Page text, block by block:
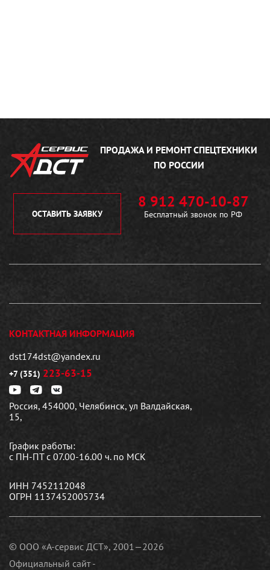
ПРОДАЖА И РЕМОНТСПЕЦТЕХНИКИ
ПО РОССИИ
ОСТАВИТЬ ЗАЯВКУ
8 912 470-10-87
Бесплатный звонок по РФ
КОНТАКТНАЯ ИНФОРМАЦИЯ
dst174dst@yandex.ru
+7 (351) 223-63-15
Россия, 454000, Челябинск, ул Валдайская,
15,
График работы:
с ПН-ПТ с 07.00-16.00 ч. по МСК
ИНН 7452112048
ОГРН 1137452005734
© ООО «А-сервис ДСТ», 2001—2026
Официальный сайт -